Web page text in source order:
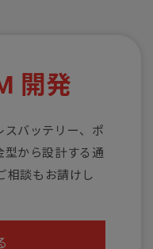
開発
スバッテリー、ポ
型から設計する通
相談もお請けし